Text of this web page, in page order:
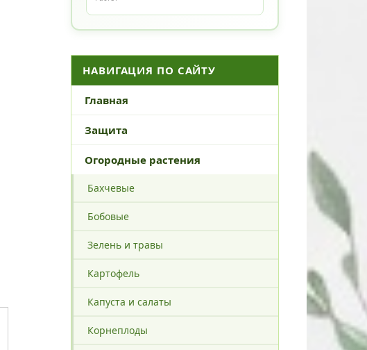
НАВИГАЦИЯ ПО САЙТУ
Главная
Защита
Огородные растения
Бахчевые
Бобовые
Зелень и травы
Картофель
Капуста и салаты
Корнеплоды